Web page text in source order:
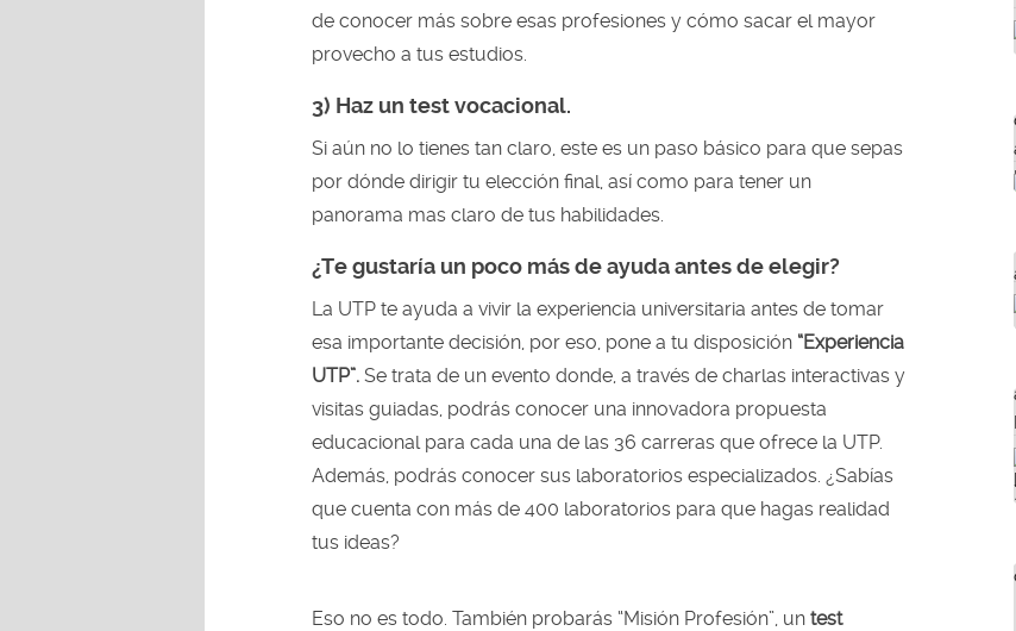
de conocer más sobre esas profesiones y cómo sacar el mayor
provecho a tus estudios.
3) Haz un test vocacional.
Si aún no lo tienes tan claro, este es un paso básico para que sepas
por dónde dirigir tu elección final, así como para tener un
panorama mas claro de tus habilidades.
¿Te gustaría un poco más de ayuda antes de elegir?
La UTP te ayuda a vivir la experiencia universitaria antes de tomar
esa importante decisión, por eso, pone a tu disposición “Experiencia
UTP”. Se trata de un evento donde, a través de charlas interactivas y
visitas guiadas, podrás conocer una innovadora propuesta
educacional para cada una de las 36 carreras que ofrece la UTP.
Además, podrás conocer sus laboratorios especializados. ¿Sabías
que cuenta con más de 400 laboratorios para que hagas realidad
tus ideas?
Eso no es todo. También probarás “Misión Profesión”, un test